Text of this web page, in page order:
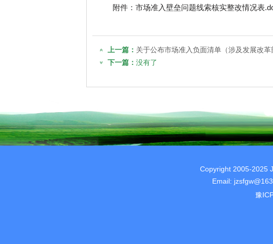
附件：市场准入壁垒问题线索核实整改情况表
上一篇： 关于公布市场准入负面清单（涉及发展改
下一篇： 没有了
Copyright 2005-2025
Email:
豫